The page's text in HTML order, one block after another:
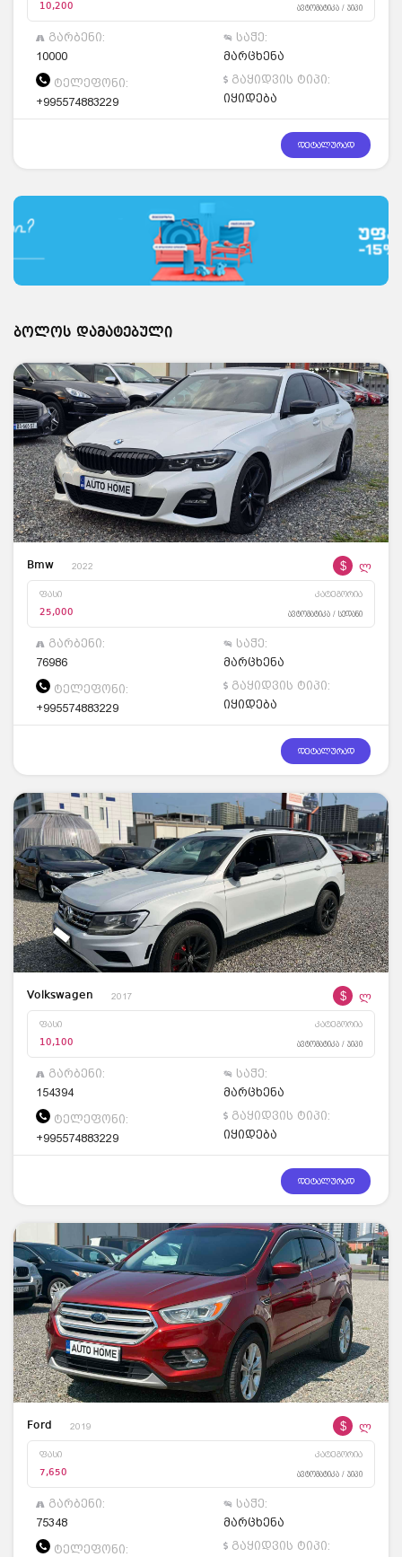
10,200 ავტომატიკა / ჯიპი
გარბენი:
10000
საჭე:
მარცხენა
ტელეფონი:
+995574883229
გაყიდვის ტიპი:
იყიდება
დეტალურად
ბოლოს დამატებული
Bmw 2022 $ ლ
ფასი კატეგორია
25,000 ავტომატიკა / სედანი
გარბენი:
76986
საჭე:
მარცხენა
ტელეფონი:
+995574883229
გაყიდვის ტიპი:
იყიდება
დეტალურად
Volkswagen 2017 $ ლ
ფასი კატეგორია
10,100 ავტომატიკა / ჯიპი
გარბენი:
154394
საჭე:
მარცხენა
ტელეფონი:
+995574883229
გაყიდვის ტიპი:
იყიდება
დეტალურად
Ford 2019 $ ლ
ფასი კატეგორია
7,650 ავტომატიკა / ჯიპი
გარბენი:
75348
საჭე:
მარცხენა
ტელეფონი:
გაყიდვის ტიპი: